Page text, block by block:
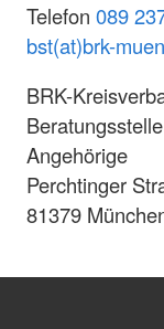
Telefon 089
bst(at)brk-
BRK-
Angehörige
Perchtinger
81379